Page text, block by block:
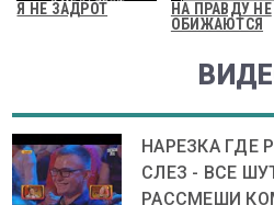
Я НЕ ЗАДРОТ
НА ПРАВДУ НЕ
ОБИЖАЮТСЯ
НАРЕЗКА ГДЕ
СЛЕЗ - ВСЕ
РАССМЕШИ